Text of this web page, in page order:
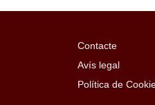
Contacte
Avís legal
Política de